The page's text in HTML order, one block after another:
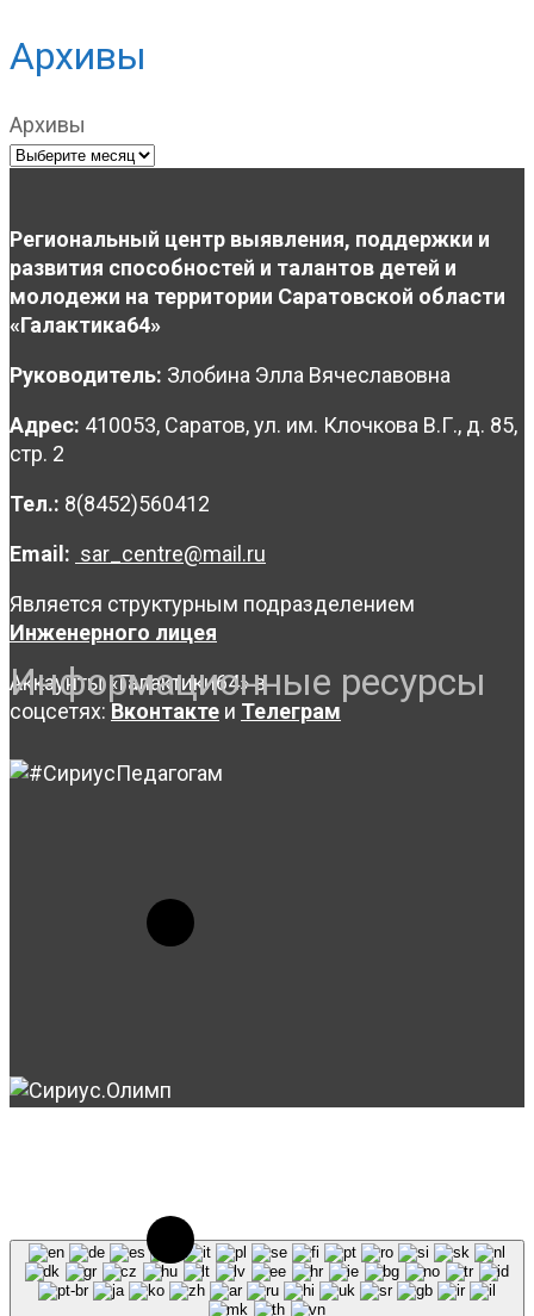
Архивы
Архивы
Региональный центр выявления, поддержки и
развития способностей и талантов детей и
молодежи на территории Саратовской области
«Галактика64»
Руководитель: Злобина Элла Вячеславовна
Адрес: 410053, Саратов, ул. им. Клочкова В.Г., д. 85,
стр. 2
Тел.: 8(8452)560412
Email: sar_centre@mail.ru
Является структурным подразделением
Инженерного лицея
Аккаунты «Галактики64» в
соцсетях: Вконтакте и Телеграм
Информационные ресурсы